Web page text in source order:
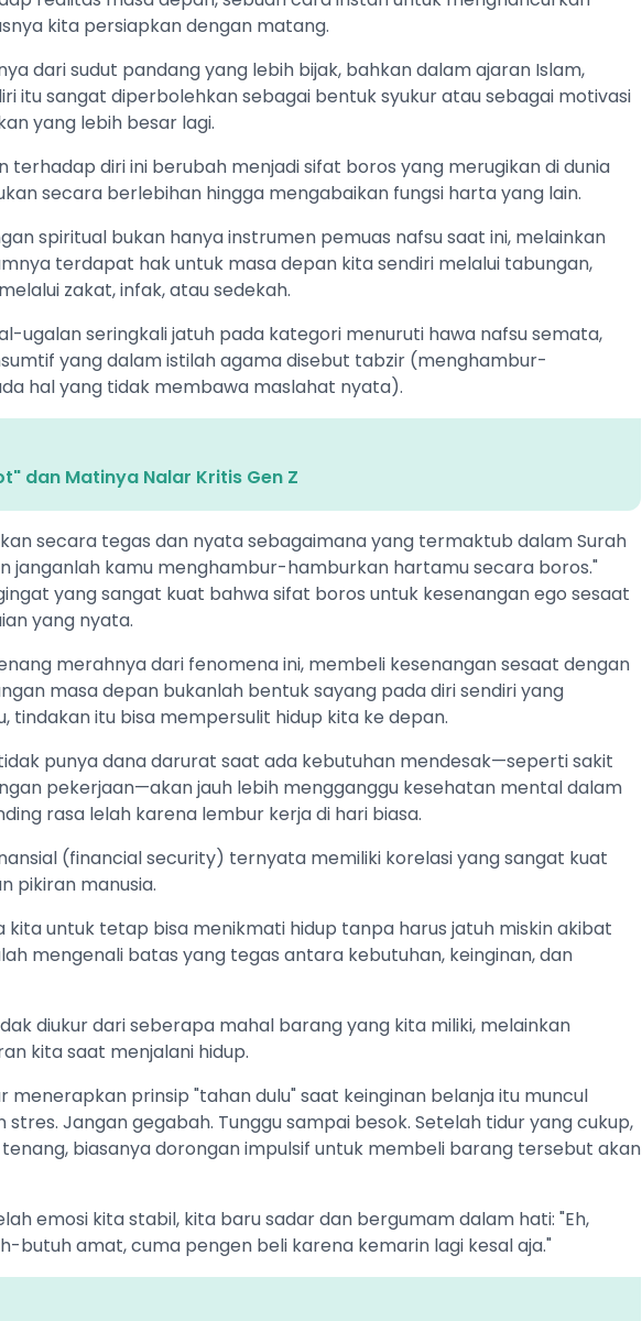
kita persiapkan dengan matang.
dari sudut pandang yang lebih bijak, bahkan dalam ajaran Islam,
itu sangat diperbolehkan sebagai bentuk syukur atau sebagai motivasi
yang lebih besar lagi.
terhadap diri ini berubah menjadi sifat boros yang merugikan di dunia
secara berlebihan hingga mengabaikan fungsi harta yang lain.
spiritual bukan hanya instrumen pemuas nafsu saat ini, melainkan
terdapat hak untuk masa depan kita sendiri melalui tabungan,
zakat, infak, atau sedekah.
ugalan seringkali jatuh pada kategori menuruti hawa nafsu semata,
yang dalam istilah agama disebut tabzir (menghambur-
hal yang tidak membawa maslahat nyata).
dan Matinya Nalar Kritis Gen Z
secara tegas dan nyata sebagaimana yang termaktub dalam Surah
janganlah kamu menghambur-hamburkan hartamu secara boros."
yang sangat kuat bahwa sifat boros untuk kesenangan ego sesaat
yang nyata.
merahnya dari fenomena ini, membeli kesenangan sesaat dengan
masa depan bukanlah bentuk sayang pada diri sendiri yang
tindakan itu bisa mempersulit hidup kita ke depan.
punya dana darurat saat ada kebutuhan mendesak—seperti sakit
pekerjaan—akan jauh lebih mengganggu kesehatan mental dalam
rasa lelah karena lembur kerja di hari biasa.
(financial security) ternyata memiliki korelasi yang sangat kuat
pikiran manusia.
kita untuk tetap bisa menikmati hidup tanpa harus jatuh miskin akibat
mengenali batas yang tegas antara kebutuhan, keinginan, dan
diukur dari seberapa mahal barang yang kita miliki, melainkan
kita saat menjalani hidup.
menerapkan prinsip "tahan dulu" saat keinginan belanja itu muncul
Jangan gegabah. Tunggu sampai besok. Setelah tidur yang cukup,
biasanya dorongan impulsif untuk membeli barang tersebut akan
emosi kita stabil, kita baru sadar dan bergumam dalam hati: "Eh,
butuh amat, cuma pengen beli karena kemarin lagi kesal aja."